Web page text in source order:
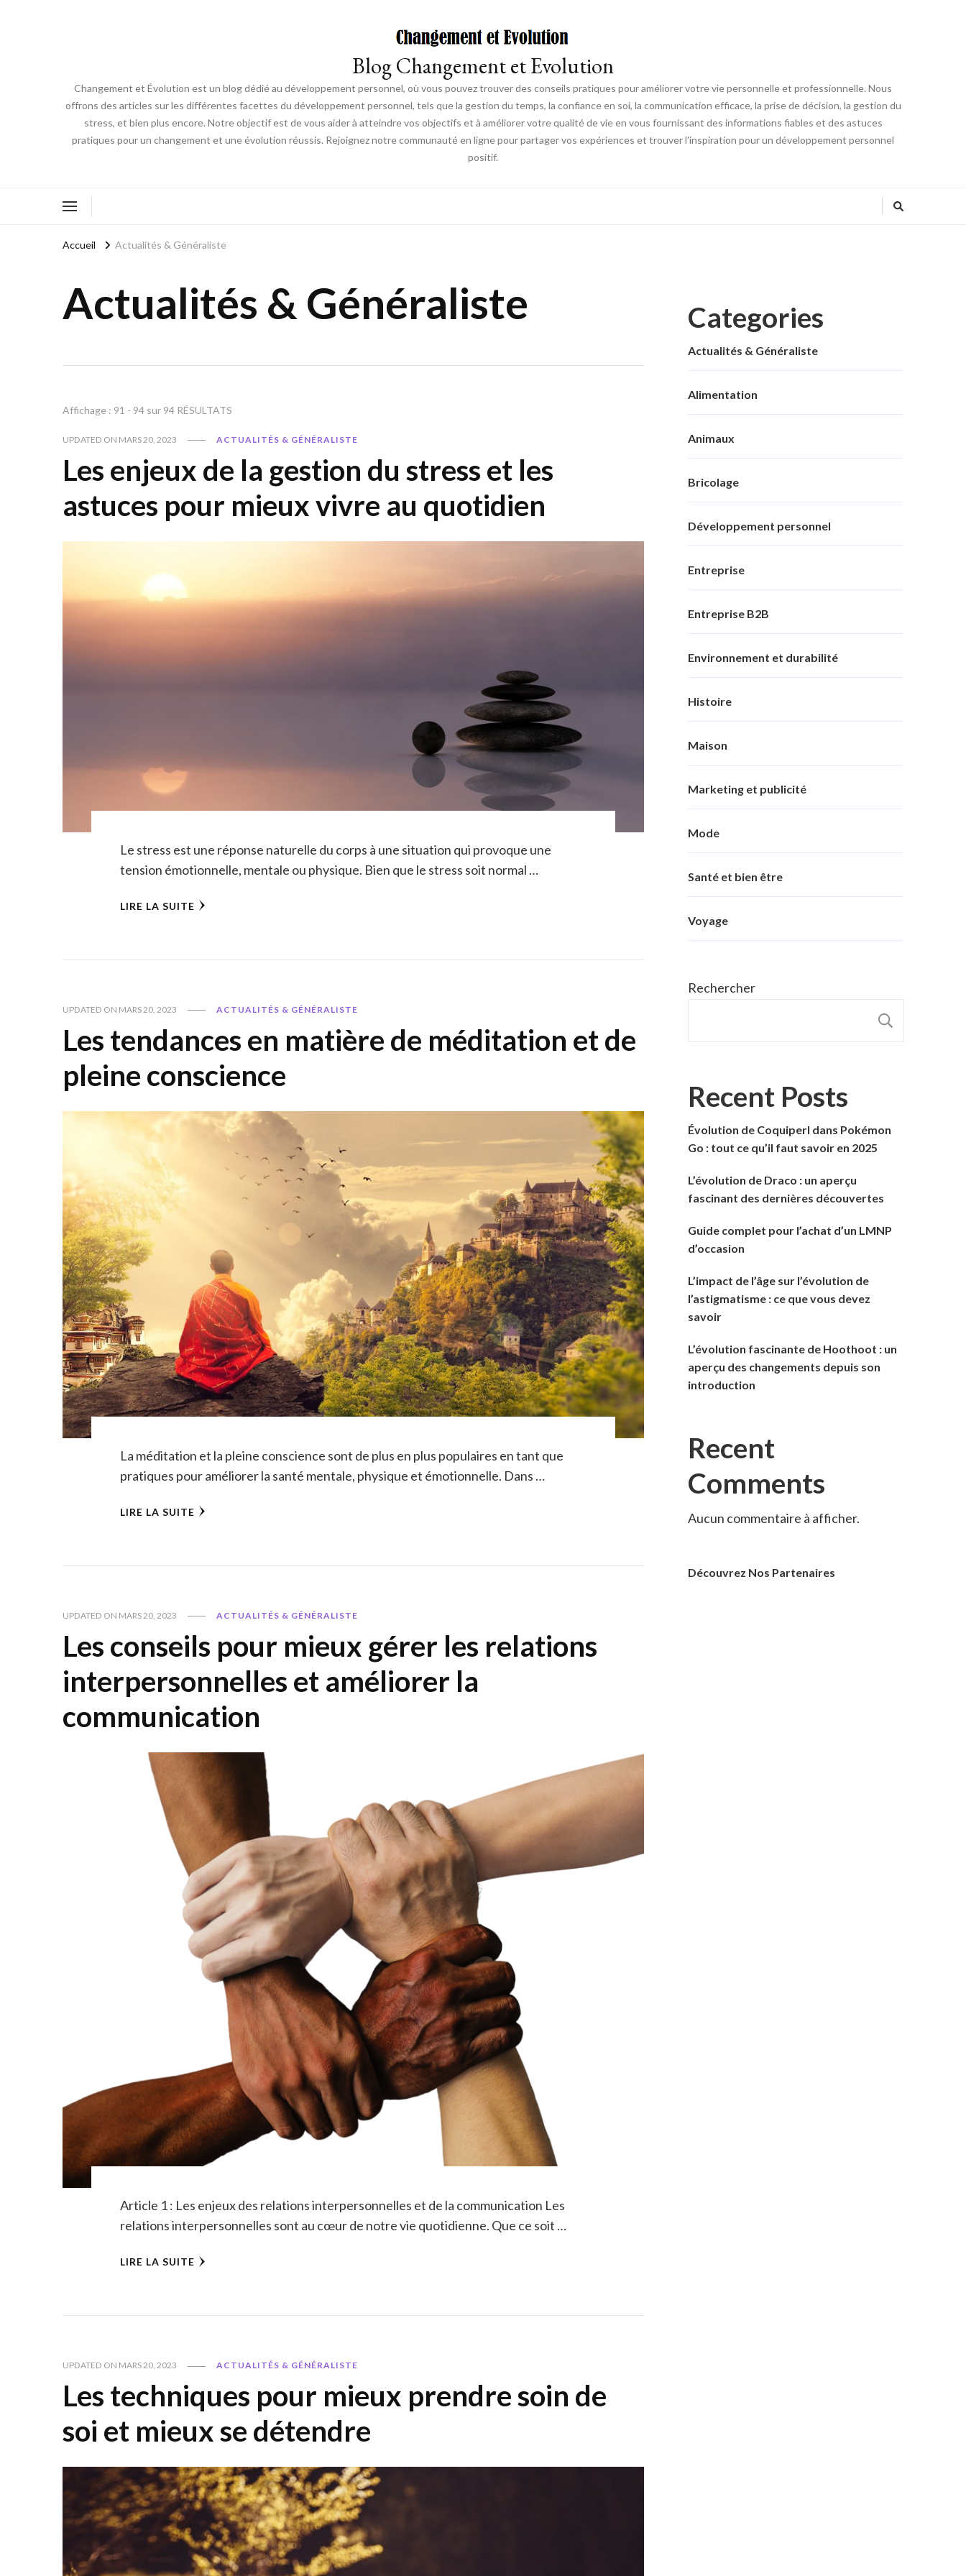
Blog Changement et Evolution
Changement et Évolution est un blog dédié au développement personnel, où vous pouvez trouver des conseils pratiques pour améliorer votre vie personnelle et professionnelle. Nous
offrons des articles sur les différentes facettes du développement personnel, tels que la gestion du temps, la confiance en soi, la communication efficace, la prise de décision, la gestion du
stress, et bien plus encore. Notre objectif est de vous aider à atteindre vos objectifs et à améliorer votre qualité de vie en vous fournissant des informations fiables et des astuces
pratiques pour un changement et une évolution réussis. Rejoignez notre communauté en ligne pour partager vos expériences et trouver l'inspiration pour un développement personnel
positif.
Accueil Actualités & Généraliste
Actualités & Généraliste
Affichage : 91 - 94 sur 94 RÉSULTATS
UPDATED ON MARS 20, 2023 ACTUALITÉS & GÉNÉRALISTE
Les enjeux de la gestion du stress et les
astuces pour mieux vivre au quotidien
Le stress est une réponse naturelle du corps à une situation qui provoque une
tension émotionnelle, mentale ou physique. Bien que le stress soit normal …
LIRE LA SUITE
UPDATED ON MARS 20, 2023 ACTUALITÉS & GÉNÉRALISTE
Les tendances en matière de méditation et de
pleine conscience
La méditation et la pleine conscience sont de plus en plus populaires en tant que
pratiques pour améliorer la santé mentale, physique et émotionnelle. Dans …
LIRE LA SUITE
UPDATED ON MARS 20, 2023 ACTUALITÉS & GÉNÉRALISTE
Les conseils pour mieux gérer les relations
interpersonnelles et améliorer la
communication
Article 1 : Les enjeux des relations interpersonnelles et de la communication Les
relations interpersonnelles sont au cœur de notre vie quotidienne. Que ce soit …
LIRE LA SUITE
UPDATED ON MARS 20, 2023 ACTUALITÉS & GÉNÉRALISTE
Les techniques pour mieux prendre soin de
soi et mieux se détendre
Categories
Actualités & Généraliste
Alimentation
Animaux
Bricolage
Développement personnel
Entreprise
Entreprise B2B
Environnement et durabilité
Histoire
Maison
Marketing et publicité
Mode
Santé et bien être
Voyage
Rechercher
Recent Posts
Évolution de Coquiperl dans Pokémon
Go : tout ce qu’il faut savoir en 2025
L’évolution de Draco : un aperçu
fascinant des dernières découvertes
Guide complet pour l’achat d’un LMNP
d’occasion
L’impact de l’âge sur l’évolution de
l’astigmatisme : ce que vous devez
savoir
L’évolution fascinante de Hoothoot : un
aperçu des changements depuis son
introduction
Recent
Comments
Aucun commentaire à afficher.
Découvrez Nos Partenaires